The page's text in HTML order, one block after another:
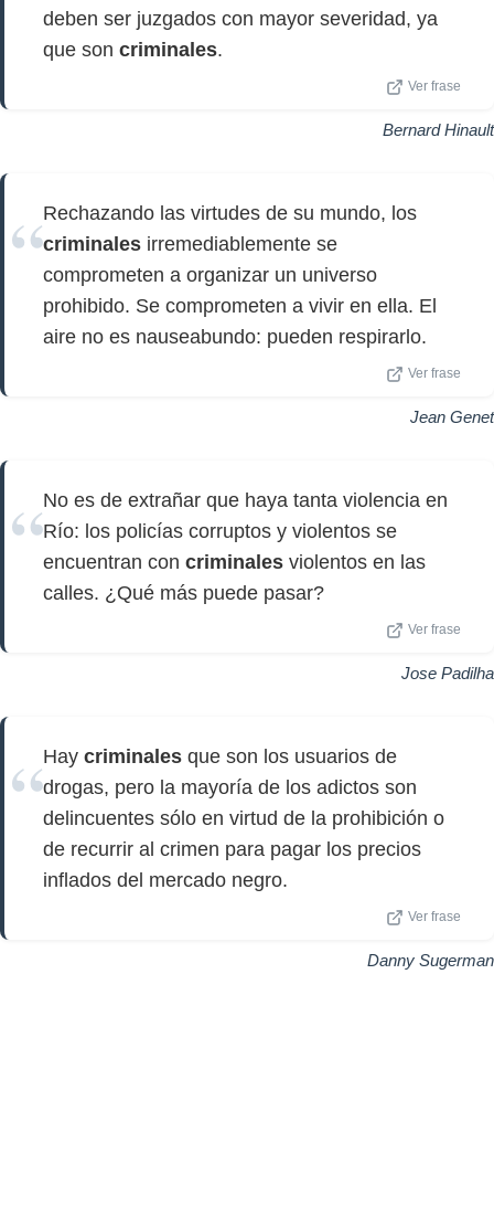
deben ser juzgados con mayor severidad, ya
que son criminales.
Ver frase
Bernard Hinault
Rechazando las virtudes de su mundo, los
criminales irremediablemente se
comprometen a organizar un universo
prohibido. Se comprometen a vivir en ella. El
aire no es nauseabundo: pueden respirarlo.
Ver frase
Jean Genet
No es de extrañar que haya tanta violencia en
Río: los policías corruptos y violentos se
encuentran con criminales violentos en las
calles. ¿Qué más puede pasar?
Ver frase
Jose Padilha
Hay criminales que son los usuarios de
drogas, pero la mayoría de los adictos son
delincuentes sólo en virtud de la prohibición o
de recurrir al crimen para pagar los precios
inflados del mercado negro.
Ver frase
Danny Sugerman